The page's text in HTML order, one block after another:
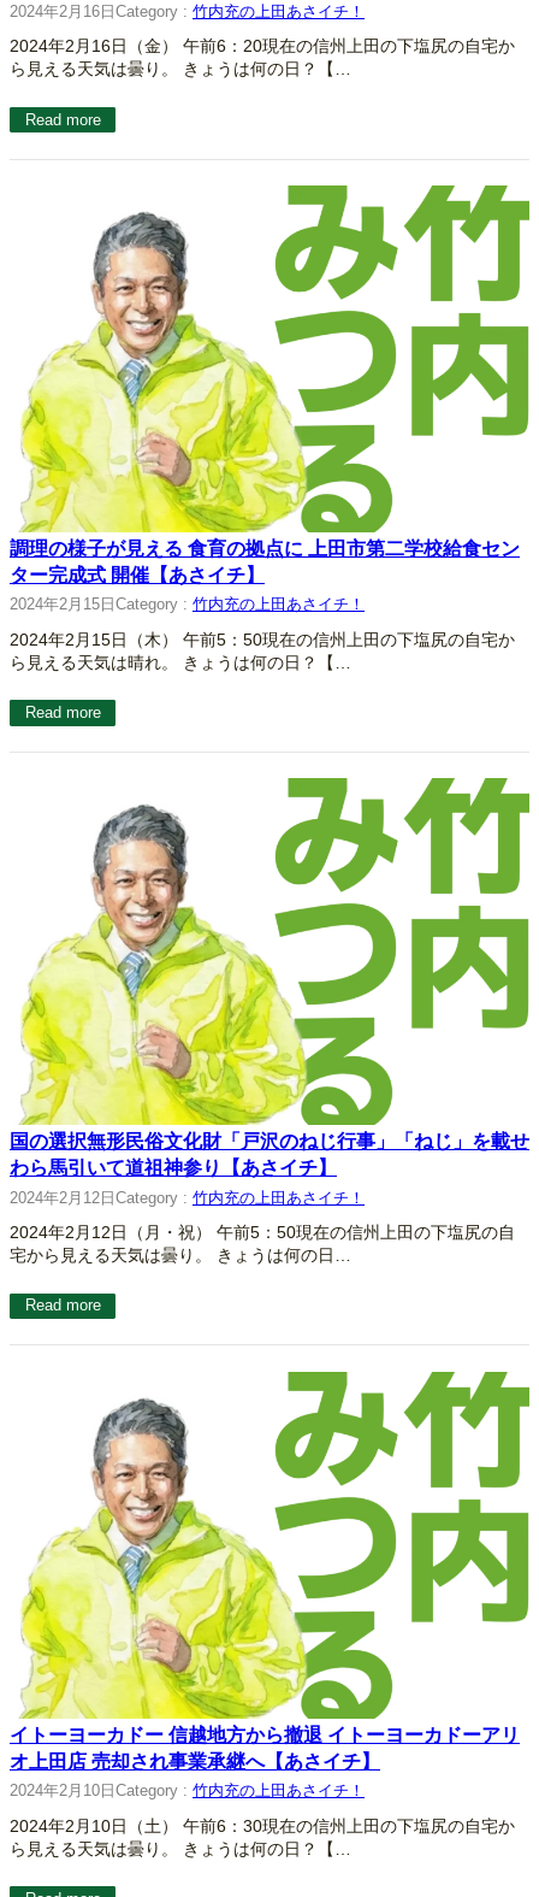
2024年2月16日 Category : 竹内充の上田あさイチ！
2024年2月16日（金） 午前6：20現在の信州上田の下塩尻の自宅か
ら見える天気は曇り。 きょうは何の日？【…
Read more
調理の様子が見える 食育の拠点に 上田市第二学校給食セン
ター完成式 開催【あさイチ】
2024年2月15日 Category : 竹内充の上田あさイチ！
2024年2月15日（木） 午前5：50現在の信州上田の下塩尻の自宅か
ら見える天気は晴れ。 きょうは何の日？【…
Read more
国の選択無形民俗文化財「戸沢のねじ行事」「ねじ」を載せ
わら馬引いて道祖神参り【あさイチ】
2024年2月12日 Category : 竹内充の上田あさイチ！
2024年2月12日（月・祝） 午前5：50現在の信州上田の下塩尻の自
宅から見える天気は曇り。 きょうは何の日…
Read more
イトーヨーカドー 信越地方から撤退 イトーヨーカドーアリ
オ上田店 売却され事業承継へ【あさイチ】
2024年2月10日 Category : 竹内充の上田あさイチ！
2024年2月10日（土） 午前6：30現在の信州上田の下塩尻の自宅か
ら見える天気は曇り。 きょうは何の日？【…